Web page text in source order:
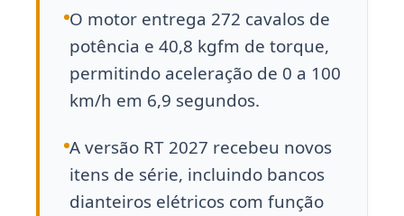
O motor entrega 272 cavalos de
potência e 40,8 kgfm de torque,
permitindo aceleração de 0 a 100
km/h em 6,9 segundos.
A versão RT 2027 recebeu novos
itens de série, incluindo bancos
dianteiros elétricos com função